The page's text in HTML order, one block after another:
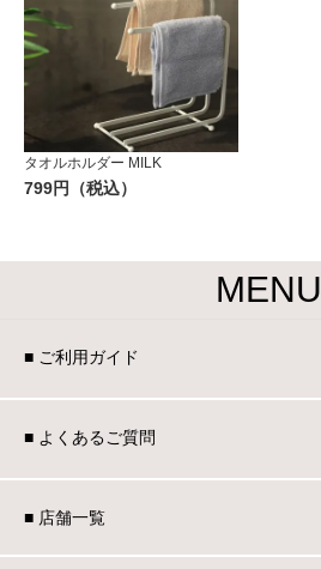
タオルホルダー MILK
799円（税込）
MENU
■ ご利用ガイド
■ よくあるご質問
■ 店舗一覧